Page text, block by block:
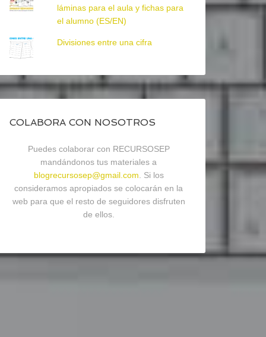
láminas para el aula y fichas para
el alumno (ES/EN)
Divisiones entre una cifra
COLABORA CON NOSOTROS
Puedes colaborar con RECURSOSEP
mandándonos tus materiales a
blogrecursosep@gmail.com . Si los
consideramos apropiados se colocarán en la
web para que el resto de seguidores disfruten
de ellos.